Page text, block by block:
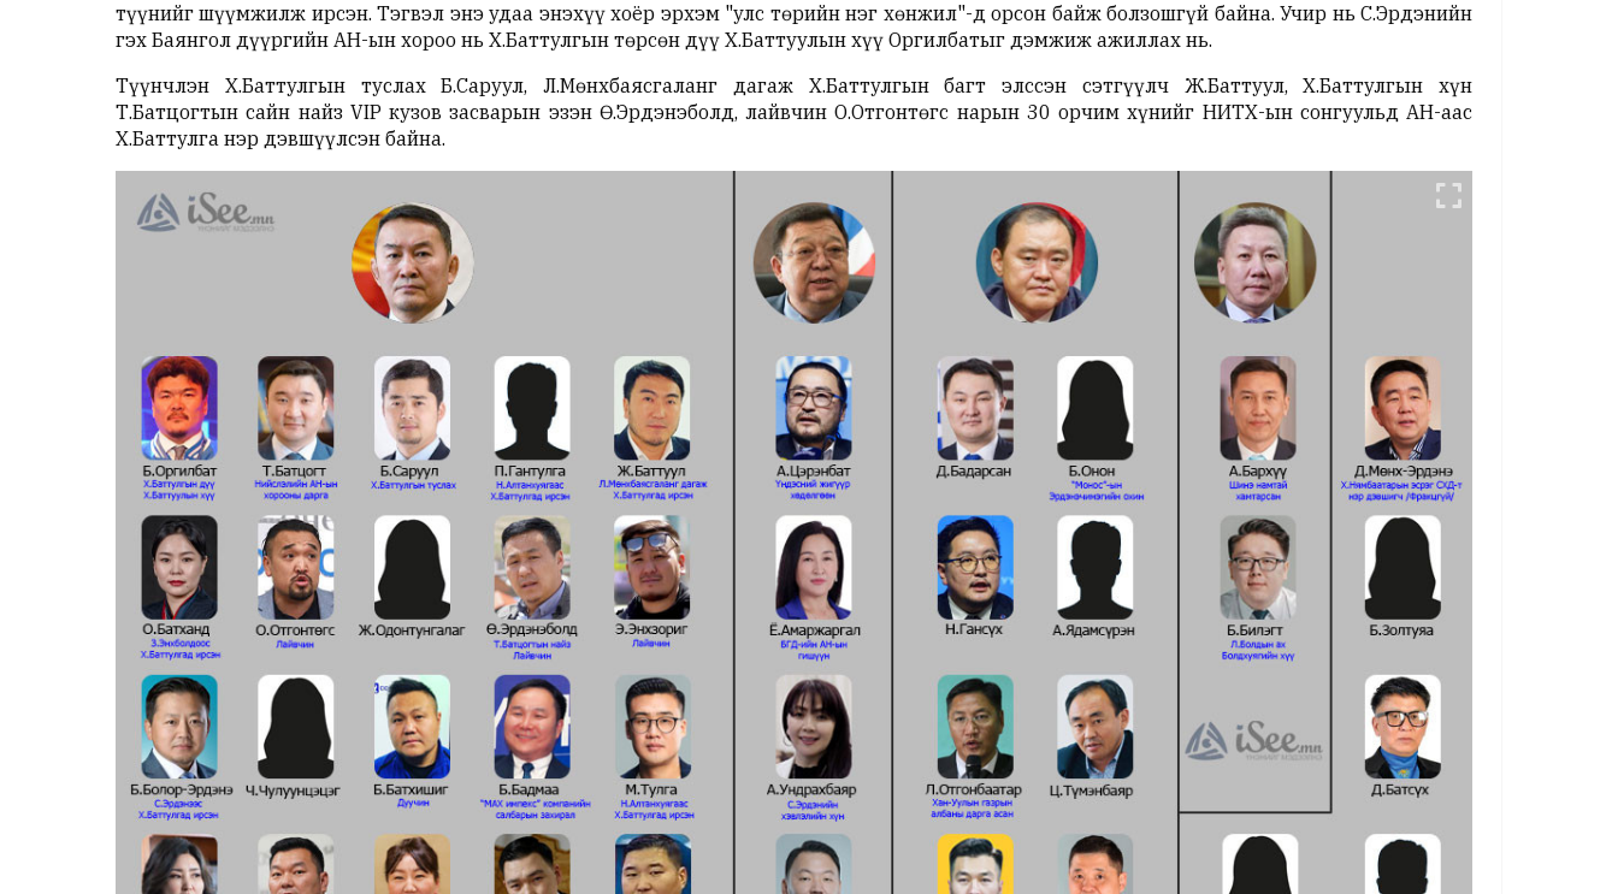
түүнийг шүүмжилж ирсэн. Тэгвэл энэ удаа энэхүү хоёр эрхэм "улс төрийн нэг хөнжил"-д орсон байж болзошгүй байна. Учир нь С.Эрдэнийн
гэх Баянгол дүүргийн АН-ын хороо нь Х.Баттулгын төрсөн дүү Х.Баттуулын хүү Оргилбатыг дэмжиж ажиллах нь.
Түүнчлэн Х.Баттулгын туслах Б.Саруул, Л.Мөнхбаясгаланг дагаж Х.Баттулгын багт элссэн сэтгүүлч Ж.Баттуул, Х.Баттулгын хүн
Т.Батцогтын сайн найз VIP кузов засварын эзэн Ө.Эрдэнэболд, лайвчин О.Отгонтөгс нарын 30 орчим хүнийг НИТХ-ын сонгуульд АН-аас
Х.Баттулга нэр дэвшүүлсэн байна.